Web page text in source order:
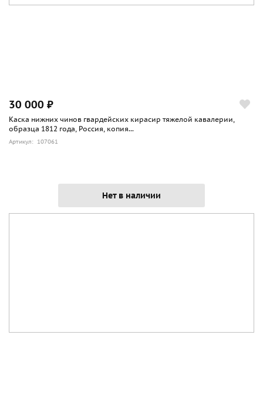
30 000 ₽
Каска нижних чинов гвардейских кирасир тяжелой кавалерии,
образца 1812 года, Россия, копия...
Артикул: 107061
Нет в наличии